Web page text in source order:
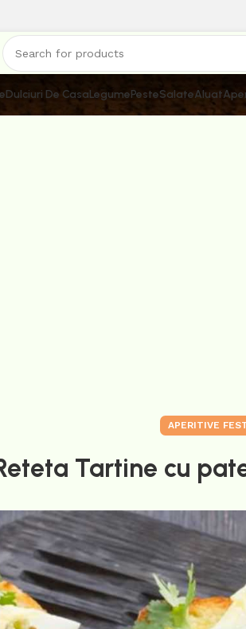
Dulciuri De CasaLegumePesteSalateAluat
APERITIVE
Tartine cu